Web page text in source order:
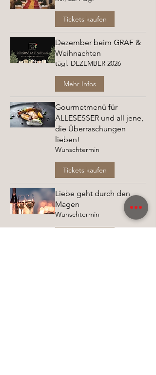
Tickets kaufen
Dezember beim GRAF &
Weihnachten
tägl. DEZEMBER 2026
Mehr Infos
Gourmetmenü für
ALLESESSER und all jene,
die Überraschungen
lieben!
Wunschtermin
Tickets kaufen
Liebe geht durch den
Magen
Wunschtermin